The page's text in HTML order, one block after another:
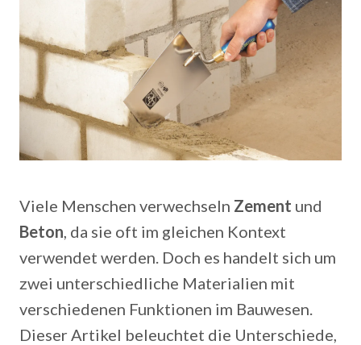
Viele Menschen verwechseln Zement und
Beton, da sie oft im gleichen Kontext
verwendet werden. Doch es handelt sich um
zwei unterschiedliche Materialien mit
verschiedenen Funktionen im Bauwesen.
Dieser Artikel beleuchtet die Unterschiede,